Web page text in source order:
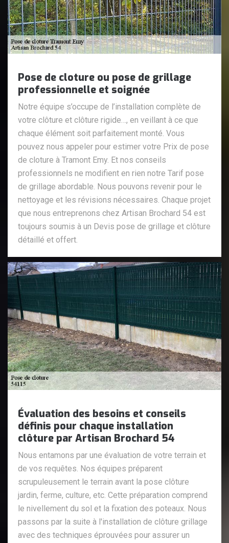
Pose de cloture ou pose de grillage
professionnelle et soignée
Notre équipe s’occupe de l’installation complète de
votre clôture et clôture rigide…, en veillant à ce que
chaque élément soit parfaitement monté. Vous
pouvez nous appeler pour estimer votre Prix de pose
de cloture à Tramont Emy. Et nos conseils
professionnels ne modifient en rien notre Tarif pose
de grillage abordable. Nous pouvons revenir pour le
nettoyage et les révisions nécessaires. Chaque projet
que nous entreprenons chez Artisan Brochard 54 est
toujours soumis à un Devis pose de grillage et clôture
détaillé et offert.
Évaluation des besoins et conseils
définis pour chaque installation
clôture par Artisan Brochard 54
Nous entamons par une évaluation de votre terrain et
de vos requêtes. Nos équipes préparent
scrupuleusement le terrain avant la pose clôture
jardin, ferme, culture, etc. Cette préparation comprend
le nivellement du sol et la fixation des poteaux. Nous
passons par la suite à l'installation de clôture grillage
avec des techniques éprouvées pour assurer un